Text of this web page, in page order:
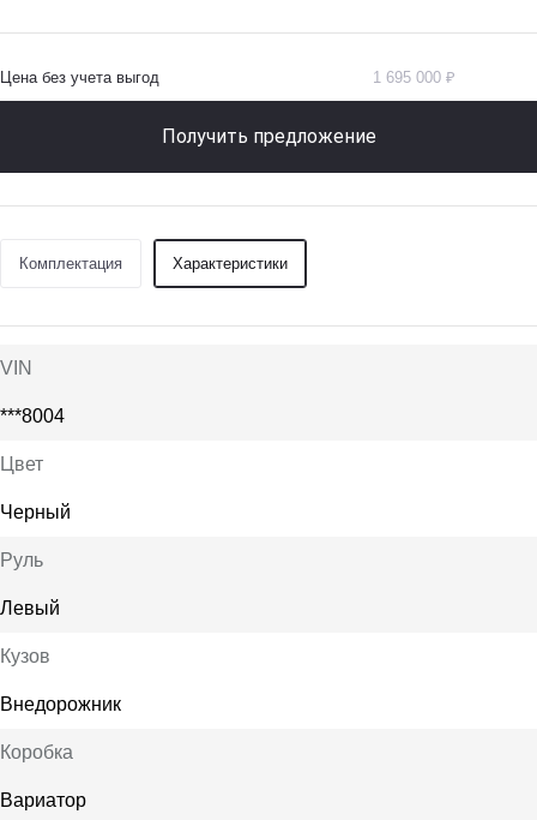
Цена без учета выгод 1 695 000 ₽
Получить предложение
Комплектация Характеристики
VIN
***8004
Цвет
Черный
Руль
Левый
Кузов
Внедорожник
Коробка
Вариатор